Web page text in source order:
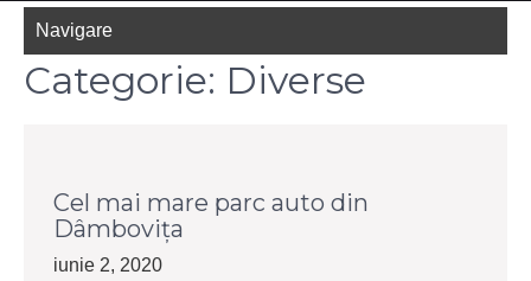
Navigare
Categorie: Diverse
Cel mai mare parc auto din
Dâmbovița
iunie 2, 2020